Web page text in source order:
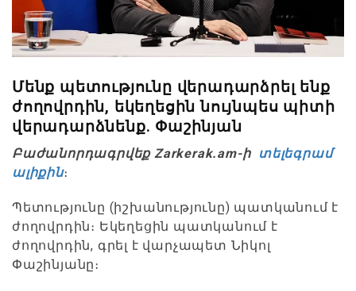
Մենք պետությունը վերադարձրել ենք
ժողովրդին, եկեղեցին նույնպես պիտի
վերադարձնենք. Փաշինյան
Բաժանորդագրվեք Zarkerak.am-ի տելեգրամ
ալիքին։
Պետությունը (իշխանությունը) պատկանում է
ժողովրդին։ Եկեղեցին պատկանում է
ժողովրդին, գրել է վարչապետ Նիկոլ
Փաշինյանը։